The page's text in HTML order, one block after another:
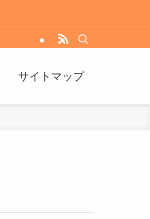
サイトマップ